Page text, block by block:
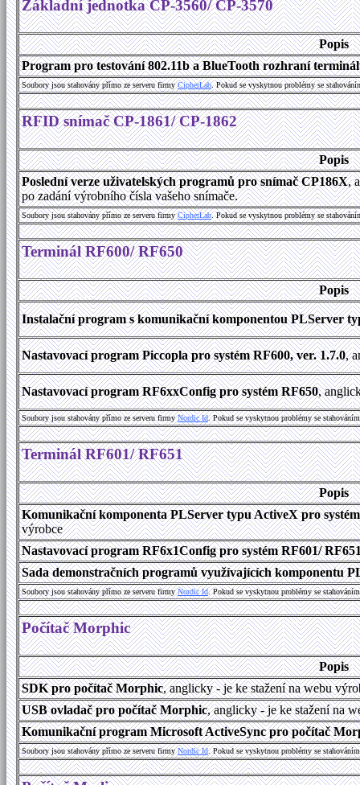
Základní jednotka CP-3560/ CP-3570
Popis
Program pro testování 802.11b a BlueTooth rozhraní
Soubory jsou stahovány přímo ze serveru firmyCipherLab. Pokud se vyskytnou problémy se
RFID snímač CP-1861/ CP-1862
Popis
Poslední verze uživatelských programů pro snímač CP186X,
po zadání výrobního čísla vašeho snímače.
Soubory jsou stahovány přímo ze serveru firmyCipherLab. Pokud se vyskytnou problémy se
Terminál RF600/ RF650
Popis
Instalační program s komunikační komponentou PLServer
Nastavovací program Piccopla pro systém RF600, ver. 1.7.0,
Nastavovací program RF6xxConfig pro systém RF650,
Soubory jsou stahovány přímo ze serveru firmyNordic Id. Pokud se vyskytnou problémy se
Terminál RF601/ RF651
Popis
Komunikační komponenta PLServer typu ActiveX pro
výrobce
Nastavovací program RF6x1Config pro systém RF601/
Sada demonstračních programů využívajících komponentu
Soubory jsou stahovány přímo ze serveru firmyNordic Id. Pokud se vyskytnou problémy se
Počítač Morphic
Popis
SDK pro počítač Morphic, anglicky - je ke stažení na webu
USB ovladač pro počítač Morphic, anglicky - je ke stažení na
Komunikační program Microsoft ActiveSync pro počítač
Soubory jsou stahovány přímo ze serveru firmyNordic Id. Pokud se vyskytnou problémy se